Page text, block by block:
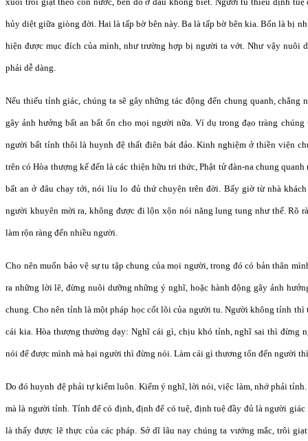
hủy diệt giữa giòng đời. Hai là tấp bờ bên này. Ba là tấp bờ bên kia. Bốn là bị
hiện được mục đích của mình, như trường hợp bị người ta vớt. Như vậy nuôi
phải dễ dàng.
Nếu thiếu tỉnh giác, chúng ta sẽ gây những tác động đến chung quanh, chẳng
gây ảnh hưởng bất an bất ổn cho mọi người nữa. Ví dụ trong đạo tràng
người bất tỉnh thôi là huynh đệ thất điên bát đảo. Kinh nghiệm ở thiền viện
trên có Hòa thượng kế đến là các thiện hữu tri thức, Phật tử đàn-na chung
bất an ở đâu chạy tới, nói líu lo đủ thứ chuyện trên đời. Bấy giờ từ nhà
người khuyên mời ra, không được đi lộn xộn nói năng lung tung như thế. Rõ
làm rộn ràng đến nhiều người.
Cho nên muốn bảo vệ sự tu tập chung của mọi người, trong đó có bản thân
ra những lời lẽ, đừng nuôi dưỡng những ý nghĩ, hoặc hành động gây ảnh
chung. Cho nên tỉnh là một pháp học cốt lõi của người tu. Người không tỉnh
cái kia. Hòa thượng thường dạy: Nghĩ cái gì, chịu khó tỉnh, nghĩ sai thì đừng
nói để được mình mà hại người thì đừng nói. Làm cái gì thương tổn đến người
Do đó huynh đệ phải tự kiểm luôn. Kiểm ý nghĩ, lời nói, việc làm, nhớ phải
mà là người tỉnh. Tỉnh để có định, định để có tuệ, định tuệ đầy đủ là người giác
là thấy được lẽ thực của các pháp. Sở dĩ lâu nay chúng ta vướng mắc, trôi